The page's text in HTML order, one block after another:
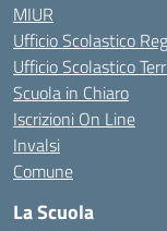
MIUR
Ufficio Scolastico
Ufficio Scolastico
Scuola in Chiaro
Iscrizioni On Line
Invalsi
Comune
La Scuola